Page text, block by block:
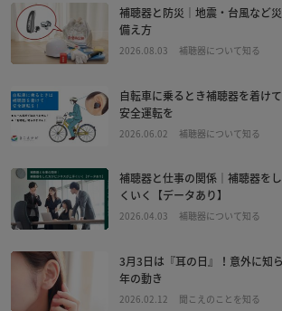
補聴器と防災｜地震・台風など
備え方
2026.08.03 補聴器について知る
自転車に乗るとき補聴器を着け
安全運転を
2026.06.02 補聴器について知る
補聴器と仕事の関係｜補聴器を
くいく【データあり】
2026.04.03 補聴器について知る
3月3日は『耳の日』！意外に知
年の動き
2026.02.12 聞こえのことを知る